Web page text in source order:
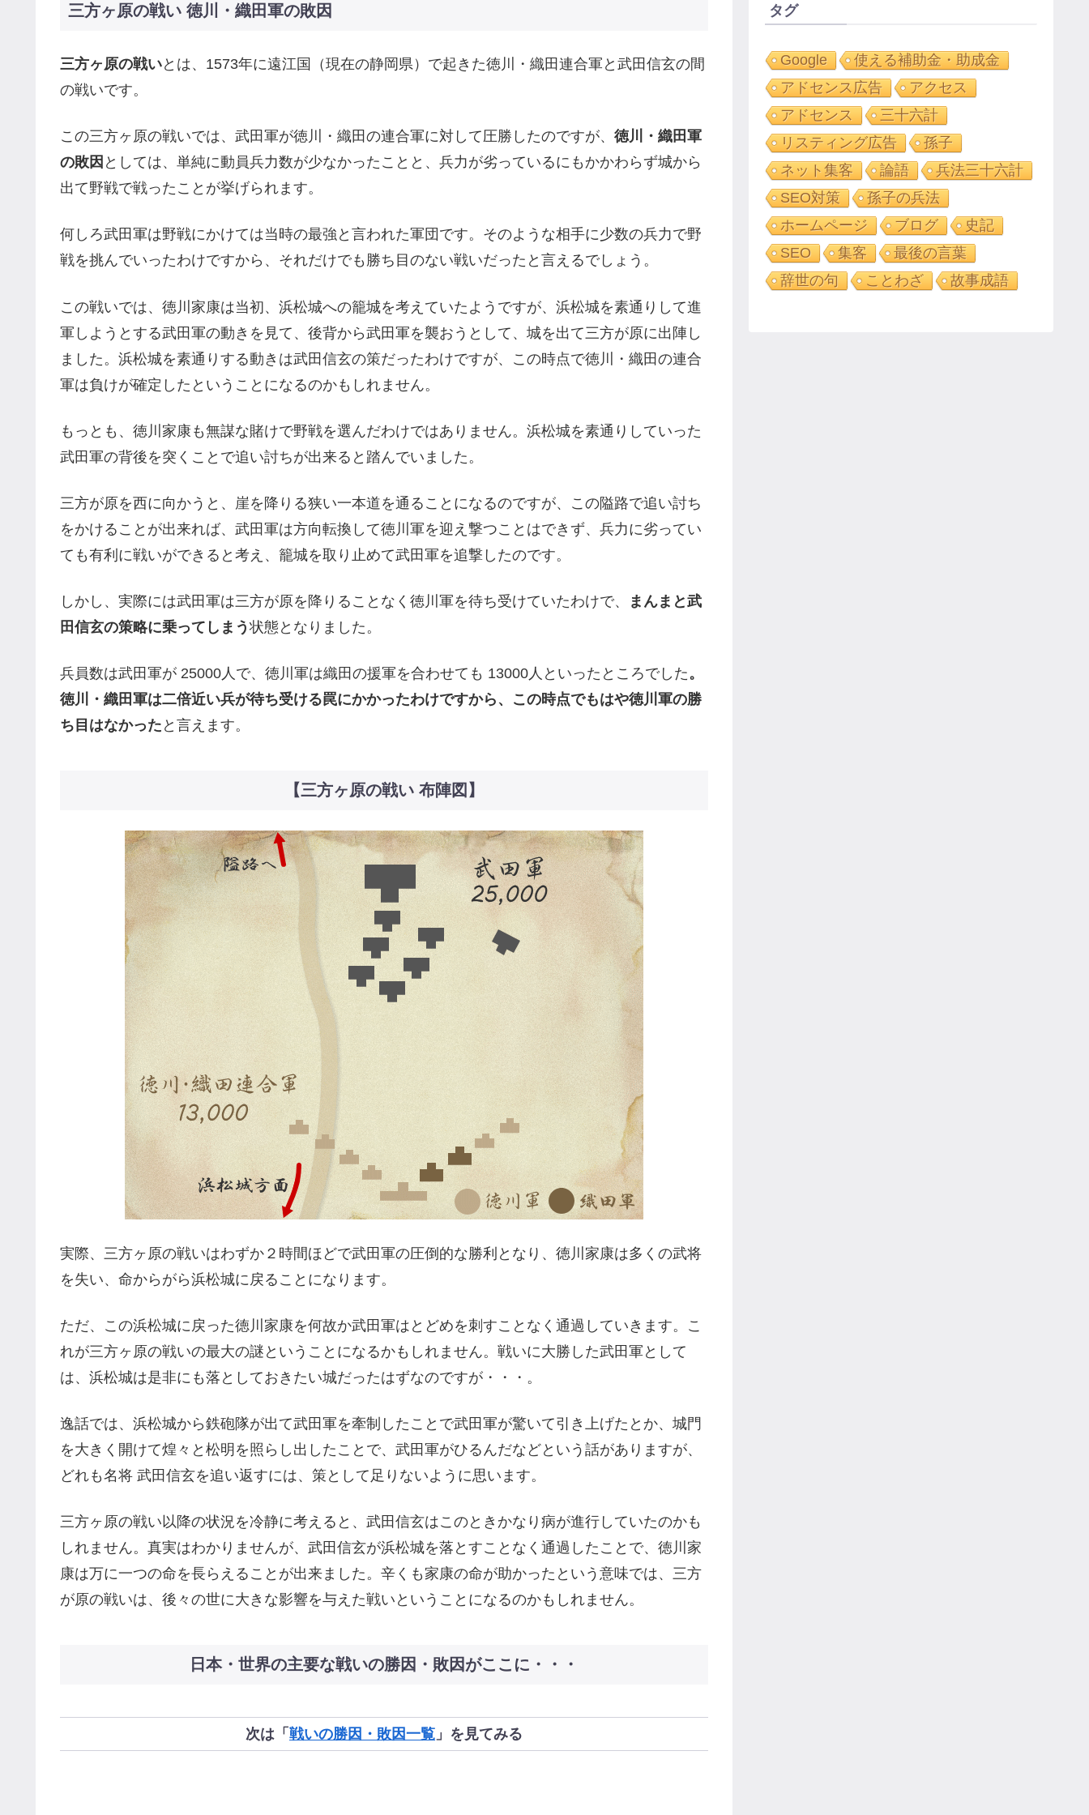
三方ヶ原の戦い 徳川・織田軍の敗因
三方ヶ原の戦いとは、1573年に遠江国（現在の静岡県）で起きた徳川・織田連合軍と武田信玄の間
の戦いです。
この三方ヶ原の戦いでは、武田軍が徳川・織田の連合軍に対して圧勝したのですが、 徳川・織田軍
の敗因 としては、単純に動員兵力数が少なかったことと、兵力が劣っているにもかかわらず城から
出て野戦で戦ったことが挙げられます。
何しろ武田軍は野戦にかけては当時の最強と言われた軍団です。そのような相手に少数の兵力で野
戦を挑んでいったわけですから、それだけでも勝ち目のない戦いだったと言えるでしょう。
この戦いでは、徳川家康は当初、浜松城への籠城を考えていたようですが、浜松城を素通りして進
軍しようとする武田軍の動きを見て、後背から武田軍を襲おうとして、城を出て三方が原に出陣し
ました。浜松城を素通りする動きは武田信玄の策だったわけですが、この時点で徳川・織田の連合
軍は負けが確定したということになるのかもしれません。
もっとも、徳川家康も無謀な賭けで野戦を選んだわけではありません。浜松城を素通りしていった
武田軍の背後を突くことで追い討ちが出来ると踏んでいました。
三方が原を西に向かうと、崖を降りる狭い一本道を通ることになるのですが、この隘路で追い討ち
をかけることが出来れば、武田軍は方向転換して徳川軍を迎え撃つことはできず、兵力に劣ってい
ても有利に戦いができると考え、籠城を取り止めて武田軍を追撃したのです。
しかし、実際には武田軍は三方が原を降りることなく徳川軍を待ち受けていたわけで、
まんまと武
田信玄の策略に乗ってしまう 状態となりました。
兵員数は武田軍が 25000人で、徳川軍は織田の援軍を合わせても 13000人といったところでした。
徳川・織田軍は二倍近い兵が待ち受ける罠にかかったわけですから、この時点でもはや徳川軍の勝
ち目はなかった と言えます。
【三方ヶ原の戦い 布陣図】
実際、三方ヶ原の戦いはわずか２時間ほどで武田軍の圧倒的な勝利となり、徳川家康は多くの武将
を失い、命からがら浜松城に戻ることになります。
ただ、この浜松城に戻った徳川家康を何故か武田軍はとどめを刺すことなく通過していきます。こ
れが三方ヶ原の戦いの最大の謎ということになるかもしれません。戦いに大勝した武田軍として
は、浜松城は是非にも落としておきたい城だったはずなのですが・・・。
逸話では、浜松城から鉄砲隊が出て武田軍を牽制したことで武田軍が驚いて引き上げたとか、城門
を大きく開けて煌々と松明を照らし出したことで、武田軍がひるんだなどという話がありますが、
どれも名将 武田信玄を追い返すには、策として足りないように思います。
三方ヶ原の戦い以降の状況を冷静に考えると、武田信玄はこのときかなり病が進行していたのかも
しれません。真実はわかりませんが、武田信玄が浜松城を落とすことなく通過したことで、徳川家
康は万に一つの命を長らえることが出来ました。辛くも家康の命が助かったという意味では、三方
が原の戦いは、後々の世に大きな影響を与えた戦いということになるのかもしれません。
日本・世界の主要な戦いの勝因・敗因がここに・・・
次は「 戦いの勝因・敗因一覧 」を見てみる
タグ
Google
使える補助金・助成金
アドセンス広告
アクセス
アドセンス
三十六計
リスティング広告
孫子
ネット集客
論語
兵法三十六計
SEO対策
孫子の兵法
ホームページ
ブログ
史記
SEO
集客
最後の言葉
辞世の句
ことわざ 故事成語